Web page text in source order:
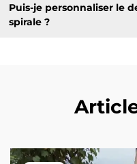
Puis-je personnaliser le
spirale ?